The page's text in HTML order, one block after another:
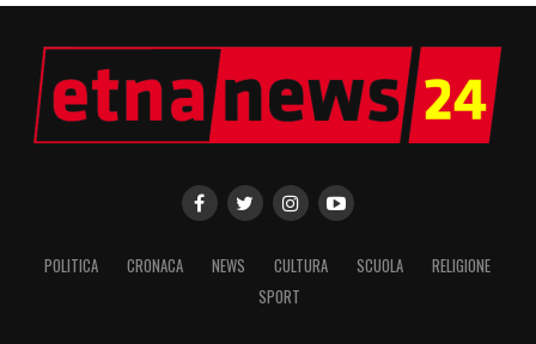
POLITICA CRONACA NEWS CULTURA SCUOLA
RELIGIONE
SPORT